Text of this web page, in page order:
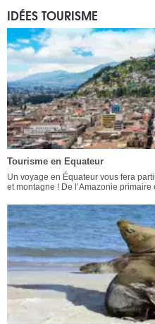
IDÉES TOURISME
Tourisme en Equateur
Un voyage en Équateur vous fera
et montagne ! De l’Amazonie primaire